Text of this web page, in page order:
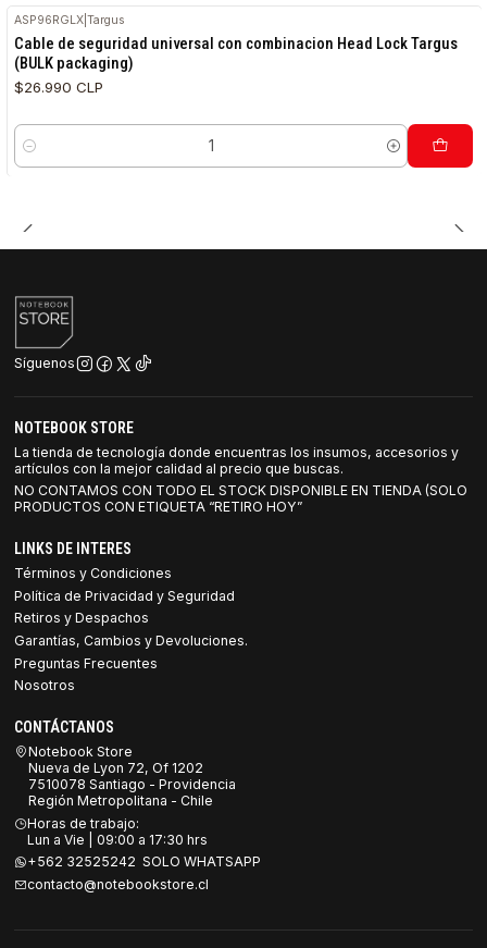
ASP96RGLX |Targus
Cable de seguridad universal con combinacion Head Lock Targus
(BULK packaging)
$26.990 CLP
Cantidad
Síguenos
NOTEBOOK STORE
La tienda de tecnología donde encuentras los insumos, accesorios y
artículos con la mejor calidad al precio que buscas.
NO CONTAMOS CON TODO EL STOCK DISPONIBLE EN TIENDA (SOLO
PRODUCTOS CON ETIQUETA “RETIRO HOY”
LINKS DE INTERES
Términos y Condiciones
Política de Privacidad y Seguridad
Retiros y Despachos
Garantías, Cambios y Devoluciones.
Preguntas Frecuentes
Nosotros
CONTÁCTANOS
Notebook Store
Nueva de Lyon 72, Of 1202
7510078 Santiago - Providencia
Región Metropolitana - Chile
Horas de trabajo:
Lun a Vie | 09:00 a 17:30 hrs
+562 32525242 SOLO WHATSAPP
contacto@notebookstore.cl